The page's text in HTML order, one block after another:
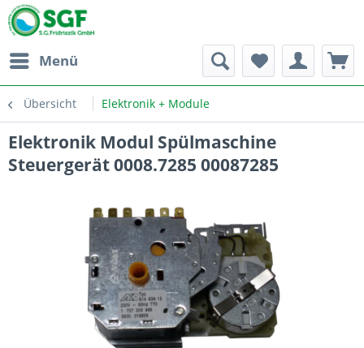
Menü
Übersicht Elektronik + Module
Elektronik Modul Spülmaschine
Steuergerät 0008.7285 00087285